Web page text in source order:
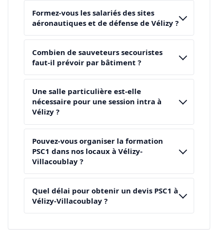
Formez-vous les salariés des sites
aéronautiques et de défense de Vélizy ?
Combien de sauveteurs secouristes
faut-il prévoir par bâtiment ?
Une salle particulière est-elle
nécessaire pour une session intra à
Vélizy ?
Pouvez-vous organiser la formation
PSC1 dans nos locaux à Vélizy-
Villacoublay ?
Quel délai pour obtenir un devis PSC1 à
Vélizy-Villacoublay ?